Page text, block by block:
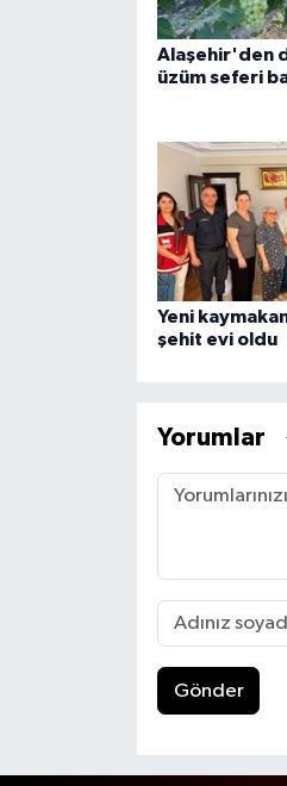
Alaşehir'den
üzüm seferi
Yeni
şehit evi oldu
Yorumlar
Gönder